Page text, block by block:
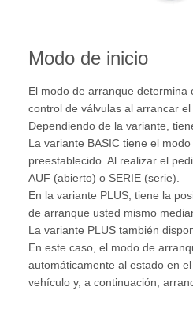
Modo de inicio
El modo de arranque determina
control de válvulas al arrancar el
Dependiendo de la variante,
La variante BASIC tiene el
preestablecido. Al realizar el
AUF (abierto) o SERIE (serie).
En la variante PLUS, tiene la
de arranque usted mismo
La variante PLUS también
En este caso, el modo de
automáticamente al estado en
vehículo y, a continuación,